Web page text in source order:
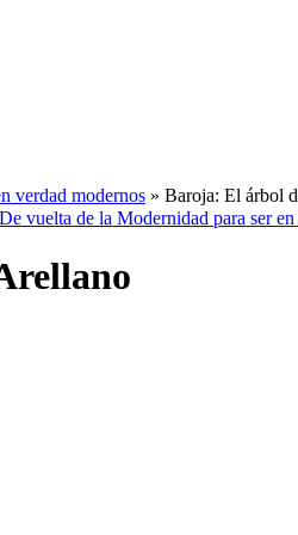
verdad modernos » Baroja: El árbol
De vuelta de la Modernidad para ser